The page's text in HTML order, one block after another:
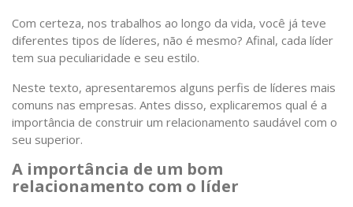
Com certeza, nos trabalhos ao longo da vida, você já teve
diferentes tipos de líderes, não é mesmo? Afinal, cada líder
tem sua peculiaridade e seu estilo.
Neste texto, apresentaremos alguns perfis de líderes mais
comuns nas empresas. Antes disso, explicaremos qual é a
importância de construir um relacionamento saudável com o
seu superior.
A importância de um bom
relacionamento com o líder